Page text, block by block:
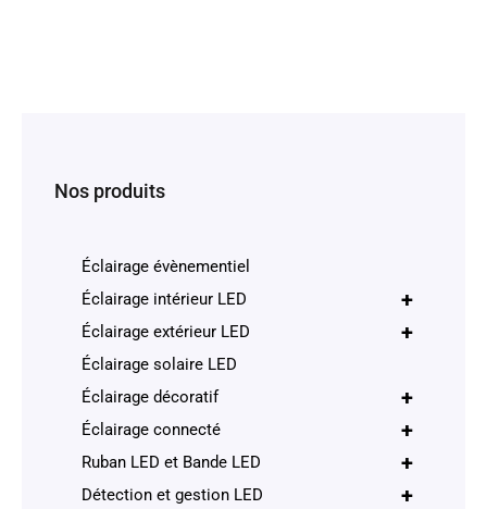
Nos produits
Éclairage évènementiel
+
Éclairage intérieur LED
+
Éclairage extérieur LED
Éclairage solaire LED
+
Éclairage décoratif
+
Éclairage connecté
+
Ruban LED et Bande LED
+
Détection et gestion LED